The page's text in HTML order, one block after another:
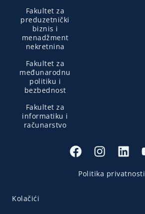
Fakultet za
preduzetnički
biznis i
menadžment
nekretnina
Fakultet za
međunarodnu
politiku i
bezbednost
Fakultet za
informatiku i
računarstvo
Politika privatnosti
Kolačići